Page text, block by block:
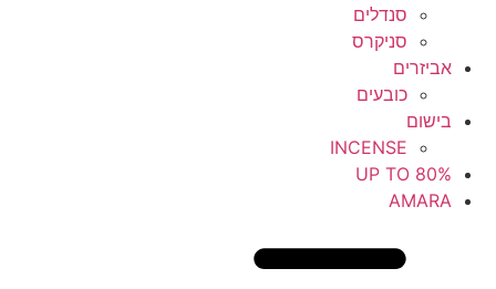
סנדלים
סניקרס
אביזרים
כובעים
בישום
INCENSE
UP TO 80%
AMARA